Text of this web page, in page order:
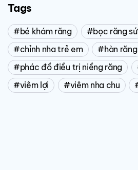
Tags
bé khám răng
bọc răng sứ
chỉnh nha trẻ em
hàn răng
phác đồ điều trị niềng răng
viêm lợi
viêm nha chu